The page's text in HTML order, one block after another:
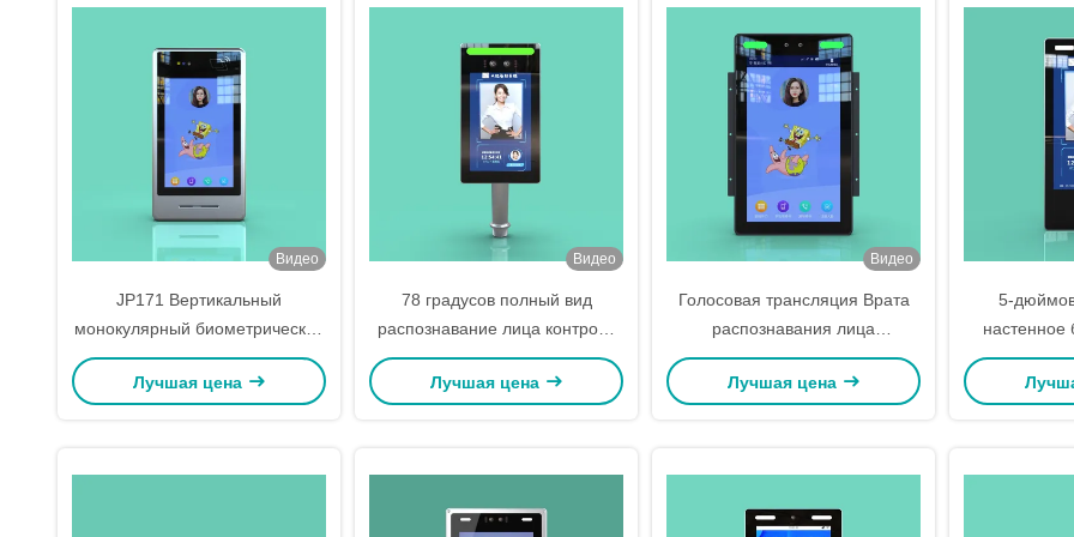
Большой емкости хранилища
Видео
JP171 Вертикальный
монокулярный биометрический
сканер лица 7-дюймовый с
функцией прокрутки карты для
Лучшая цена
Видео
78 градусов полный вид
распознавание лица контроль
доступа 8 дюймовый столб Тип
карты Стрижка R / L 1
Лучшая цена
Видео
Голосовая трансляция Врата
распознавания лица
Устройство для посещения 7
дюймовый тип колонки
Лучшая цена
5-
настенное
устройство
для